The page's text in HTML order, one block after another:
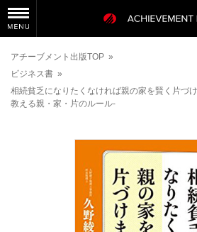
アチーブメント出版TOP »
ビジネス書 »
相続貧乏になりたくなければ親の家を賢く片づ
教える親・家・片のルール-